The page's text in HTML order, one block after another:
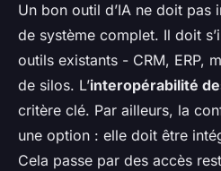
Un bon outil d’IA ne doit pas
de système complet. Il doit
outils existants - CRM, ERP,
de silos. L’interopérabilité
critère clé. Par ailleurs, la
une option : elle doit être
Cela passe par des accès